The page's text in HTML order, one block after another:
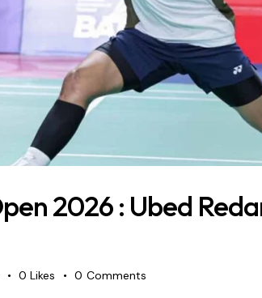
2026 : Ubed
0 Likes 0 Comments